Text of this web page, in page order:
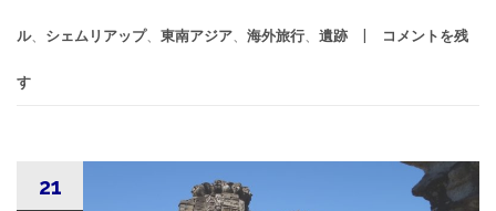
ル、 シェムリアップ、 東南アジア 海外旅行 遺跡 コメントを残
す
21